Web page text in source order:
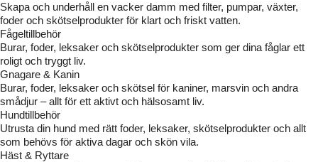
Skapa och underhåll en vacker damm med filter, pumpar, växter,
foder och skötselprodukter för klart och friskt vatten.
Fågeltillbehör
Burar, foder, leksaker och skötselprodukter som ger dina fåglar ett
roligt och tryggt liv.
Gnagare & Kanin
Burar, foder, leksaker och skötsel för kaniner, marsvin och andra
smådjur – allt för ett aktivt och hälsosamt liv.
Hundtillbehör
Utrusta din hund med rätt foder, leksaker, skötselprodukter och allt
som behövs för aktiva dagar och skön vila.
Häst & Ryttare